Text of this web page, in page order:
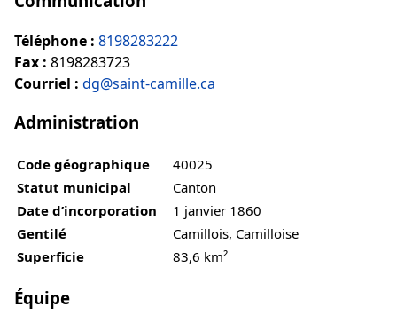
Téléphone : 8198283222
Fax : 8198283723
Courriel : dg@saint-camille.ca
Administration
Code géographique
40025
Statut municipal
Canton
Date d’incorporation
1 janvier 1860
Gentilé
Camillois, Camilloise
Superficie
83,6 km²
Équipe